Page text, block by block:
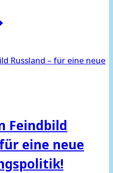
Feindbild
eine neue